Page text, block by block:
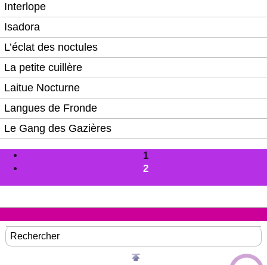
Interlope
Isadora
L’éclat des noctules
La petite cuillère
Laitue Nocturne
Langues de Fronde
Le Gang des Gazières
1
2
Rechercher